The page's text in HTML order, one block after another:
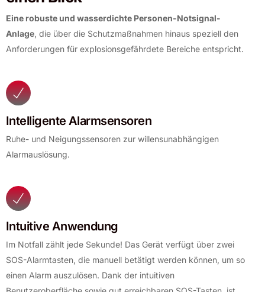
Eine robuste und wasserdichte Personen-Notsignal-
Anlage, die über die Schutzmaßnahmen hinaus speziell den
Anforderungen für explosionsgefährdete Bereiche entspricht.
Intelligente Alarmsensoren
Ruhe- und Neigungssensoren zur willensunabhängigen
Alarmauslösung.
Intuitive Anwendung
Im Notfall zählt jede Sekunde! Das Gerät verfügt über zwei
SOS-Alarmtasten, die manuell betätigt werden können, um so
einen Alarm auszulösen. Dank der intuitiven